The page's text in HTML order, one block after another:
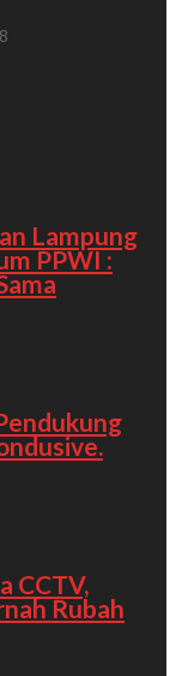
Lampung
PPWI :
CCTV,
Rubah